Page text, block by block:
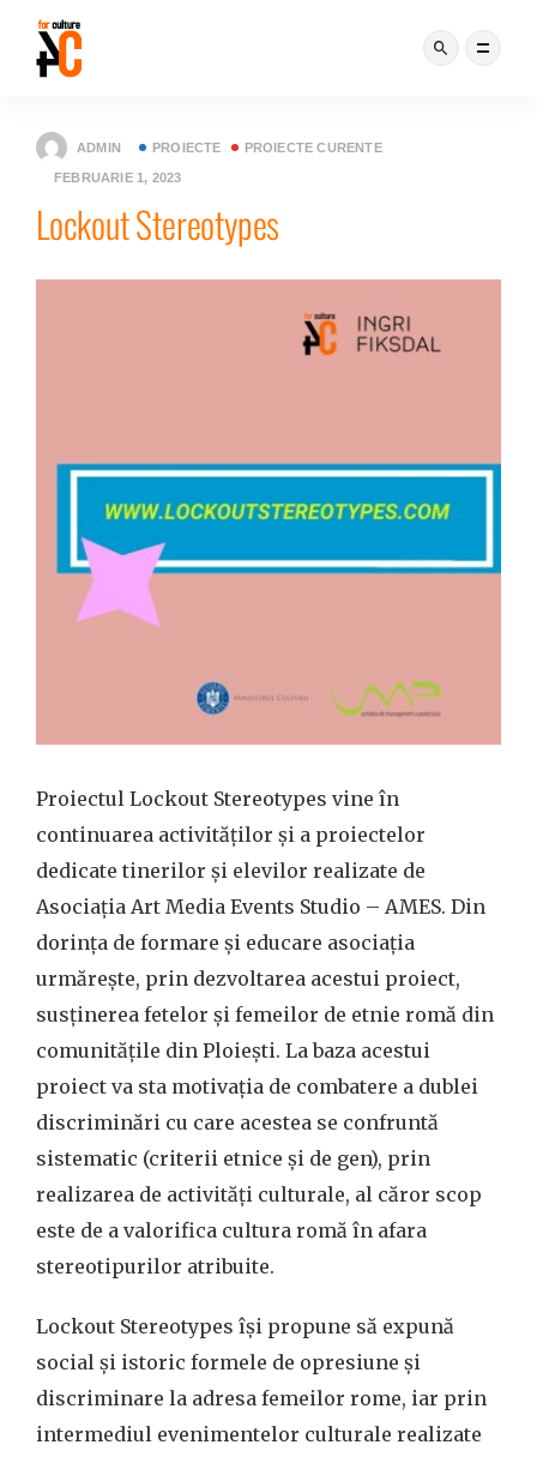
ADMIN PROIECTE PROIECTE CURENTE
FEBRUARIE 1, 2023
Lockout Stereotypes
Proiectul Lockout Stereotypes vine în
continuarea activităților și a proiectelor
dedicate tinerilor și elevilor realizate de
Asociația Art Media Events Studio – AMES. Din
dorința de formare și educare asociația
urmărește, prin dezvoltarea acestui proiect,
susținerea fetelor și femeilor de etnie romă din
comunitățile din Ploiești. La baza acestui
proiect va sta motivația de combatere a dublei
discriminări cu care acestea se confruntă
sistematic (criterii etnice și de gen), prin
realizarea de activități culturale, al căror scop
este de a valorifica cultura romă în afara
stereotipurilor atribuite.
Lockout Stereotypes își propune să expună
social și istoric formele de opresiune și
discriminare la adresa femeilor rome, iar prin
intermediul evenimentelor culturale realizate